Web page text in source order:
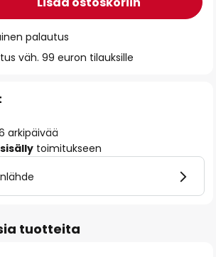
palautus
väh. 99 euron tilauksille
arkipäivää
toimitukseen
tuotteita